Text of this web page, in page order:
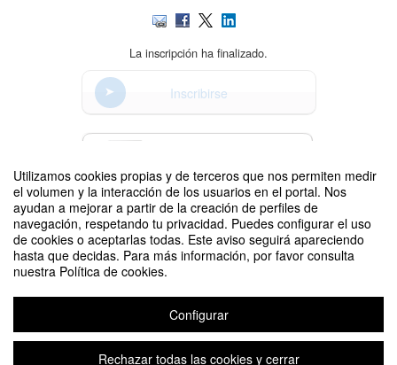
Utilizamos cookies propias y de terceros que nos permiten medir
el volumen y la interacción de los usuarios en el portal. Nos
ayudan a mejorar a partir de la creación de perfiles de
navegación, respetando tu privacidad. Puedes configurar el uso
de cookies o aceptarlas todas. Este aviso seguirá apareciendo
hasta que decidas. Para más información, por favor consulta
nuestra Política de cookies.
Configurar
Rechazar todas las cookies y cerrar
La inscripción ha finalizado.
Inscribirse
Difunde tu evento poniendo el siguiente código en tu sitio
La entrevista del futuro es ahora Organizado por UPMPLEO